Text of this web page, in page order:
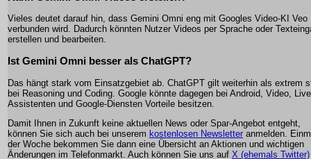
Vieles deutet darauf hin, dass Gemini Omni eng mit Googles Video-KI Veo
verbunden wird. Dadurch könnten Nutzer Videos per Sprache oder
erstellen und bearbeiten.
Ist Gemini Omni besser als ChatGPT?
Das hängt stark vom Einsatzgebiet ab. ChatGPT gilt weiterhin als extrem
bei Reasoning und Coding. Google könnte dagegen bei Android, Video,
Assistenten und Google-Diensten Vorteile besitzen.
Damit Ihnen in Zukunft keine aktuellen News oder Spar-Angebot entgeht,
können Sie sich auch bei unserem kostenlosen Newsletter anmelden.
der Woche bekommen Sie dann eine Übersicht an Aktionen und wichtigen
Änderungen im Telefonmarkt. Auch können Sie uns auf X (ehemals Twitter)